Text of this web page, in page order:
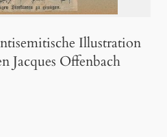
Illustration
Jacques Offenbach